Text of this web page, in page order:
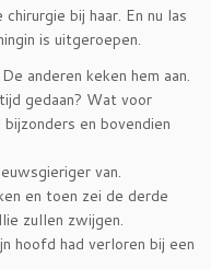
bij haar. En nu las
is uitgeroepen.
anderen keken hem aan.
gedaan? Wat voor
en bovendien
van.
en toen zei de derde
zullen zwijgen.
hoofd had verloren bij een